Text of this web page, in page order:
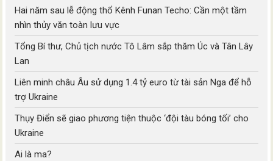
Hai năm sau lễ động thổ Kênh Funan Techo: Cần một tầm
nhìn thủy văn toàn lưu vực
Tổng Bí thư, Chủ tịch nước Tô Lâm sắp thăm Úc và Tân Lây
Lan
Liên minh châu Âu sử dụng 1.4 tỷ euro từ tài sản Nga để hỗ
trợ Ukraine
Thụy Điển sẽ giao phương tiện thuộc ‘đội tàu bóng tối’ cho
Ukraine
Ai là ma?